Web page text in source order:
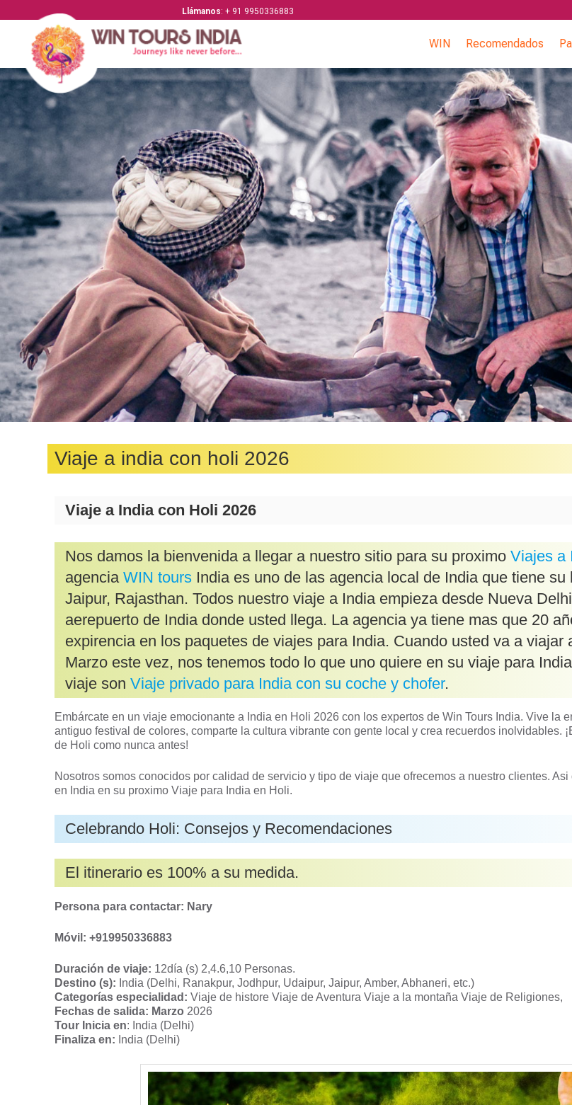
Llámanos: + 91 9950336883
WIN Recomendados
Viaje a india con holi 2026
Viaje a India con Holi 2026
Nos damos la bienvenida a llegar a nuestro sitio para su proximoViajes a
agenciaWIN tours India es uno de las agencia local de India que tiene su
Jaipur, Rajasthan. Todos nuestro viaje a India empieza desde Nueva
aerepuerto de India donde usted llega. La agencia ya tiene mas que 20
expirencia en los paquetes de viajes para India. Cuando usted va a viajar
Marzo este vez, nos tenemos todo lo que uno quiere en su viaje para
viaje sonViaje privado para India con su coche y chofer.
Embárcate en un viaje emocionante a India en Holi 2026 con los expertos de Win Tours India. Vive la
antiguo festival de colores, comparte la cultura vibrante con gente local y crea recuerdos inolvidables.
de Holi como nunca antes!
Nosotros somos conocidos por calidad de servicio y tipo de viaje que ofrecemos a nuestro clientes.
en India en su proximo Viaje para India en Holi.
Celebrando Holi: Consejos y Recomendaciones
El itinerario es 100% a su medida.
Persona para contactar: Nary
Móvil: +919950336883
Duración de viaje: 12día (s) 2,4.6,10 Personas.
Destino (s): India (Delhi, Ranakpur, Jodhpur, Udaipur, Jaipur, Amber, Abhaneri, etc.)
Categorías especialidad:Viaje de histore Viaje de Aventura Viaje a la montaña Viaje de Religiones,
Fechas de salida: Marzo 2026
Tour Inicia en: India (Delhi)
Finaliza en: India (Delhi)